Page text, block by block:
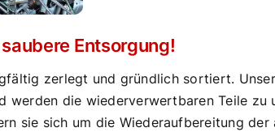
Entsorgung!
zerlegt und gründlich sortiert.
die wiederverwertbaren Teile zu
sie sich um die Wiederaufbereitung der